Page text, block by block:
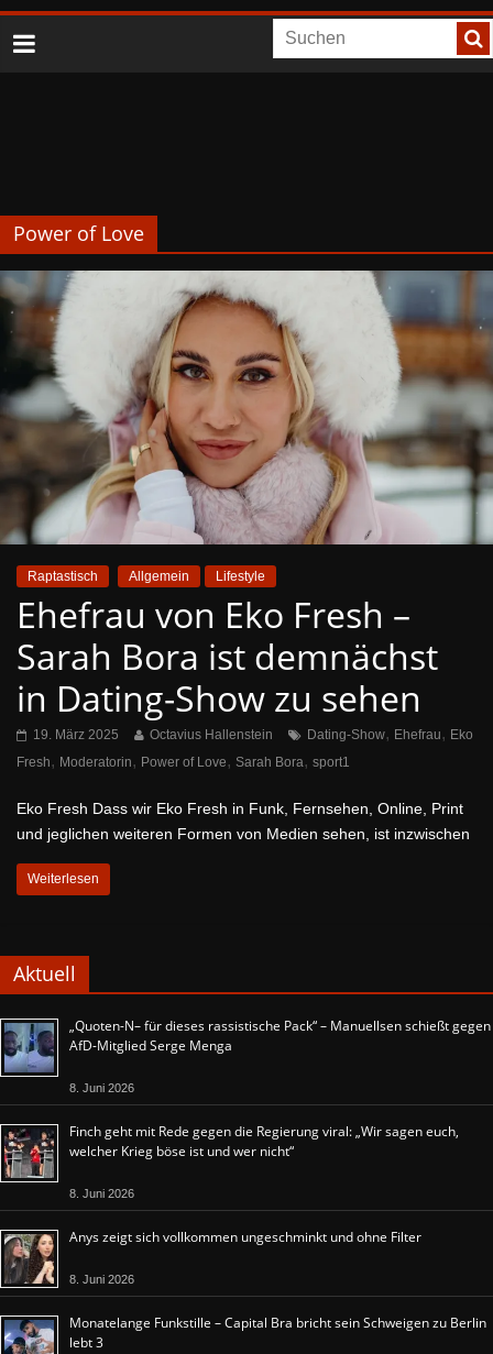
Power of Love
Raptastisch Allgemein Lifestyle
Ehefrau von Eko Fresh –
Sarah Bora ist demnächst
in Dating-Show zu sehen
19. März 2025 Octavius Hallenstein Dating-Show, Ehefrau, Eko
Fresh, Moderatorin, Power of Love, Sarah Bora, sport1
Eko Fresh Dass wir Eko Fresh in Funk, Fernsehen, Online, Print
und jeglichen weiteren Formen von Medien sehen, ist inzwischen
Weiterlesen
Aktuell
„Quoten-N– für dieses rassistische Pack“ – Manuellsen schießt gegen
AfD-Mitglied Serge Menga
8. Juni 2026
Finch geht mit Rede gegen die Regierung viral: „Wir sagen euch,
welcher Krieg böse ist und wer nicht“
8. Juni 2026
Anys zeigt sich vollkommen ungeschminkt und ohne Filter
8. Juni 2026
Monatelange Funkstille – Capital Bra bricht sein Schweigen zu Berlin
lebt 3